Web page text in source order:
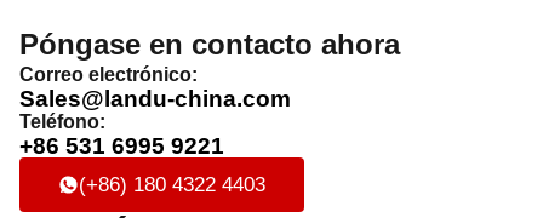
Póngase en contacto ahora
Correo electrónico:
Sales@landu-china.com
Teléfono:
+86 531 6995 9221
(+86) 180 4322 4403